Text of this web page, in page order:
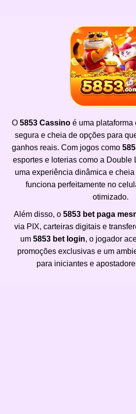
O 5853 Cassinoé uma plataforma
segura e cheia de opções para
ganhos reais. Com jogos como
esportes e loterias como a Double
uma experiência dinâmica e
funciona perfeitamente no
otimizado.
Além disso, o 5853 bet paga
via PIX, carteiras digitais e
um 5853 bet login, o jogador
promoções exclusivas e um
para iniciantes e